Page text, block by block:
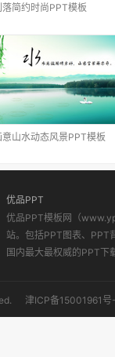
落简约时尚PPT模板
意山水动态风景PPT模板
优品PPT
优品PPT模板网（
站。包括PPT图表、PPT
国内最大最权威的PPT下
津ICP备15001961号